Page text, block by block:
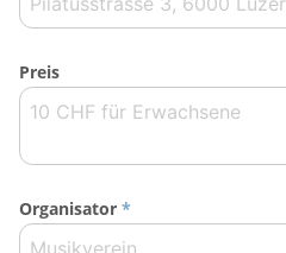
Preis
Organisator *